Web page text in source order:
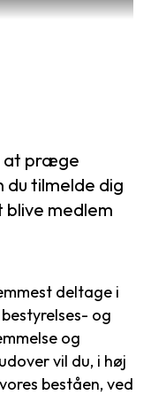
at præge
du tilmelde dig
medlem
deltage i
og
og
vil du, i høj
beståen, ved